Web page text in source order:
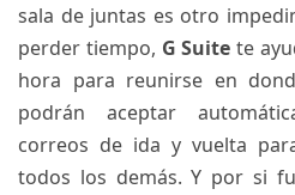
sala de juntas es otro
perder tiempo, G Suite te
hora para reunirse en
podrán aceptar
correos de ida y vuelta
todos los demás. Y por si